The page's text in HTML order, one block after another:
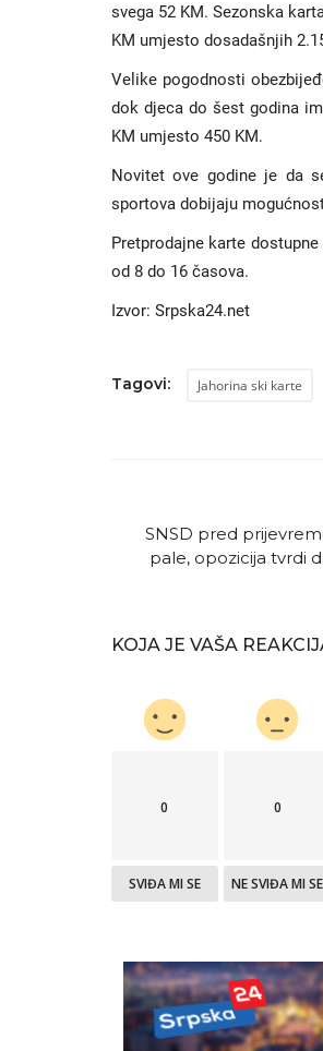
svega 52 KM. Sezonska
KM umjesto dosadašnjih
Velike pogodnosti
dok djeca do šest godina
KM umjesto 450 KM.
Novitet ove godine je da
sportova dobijaju
Pretprodajne karte
od 8 do 16 časova.
Izvor: Srpska24.net
Tagovi: Jahorina ski karte
SNSD pred
pale, opozicija tvrdi
KOJA JE VAŠA
0
SVIĐA MI SE
0
NE SVIĐA MI SE